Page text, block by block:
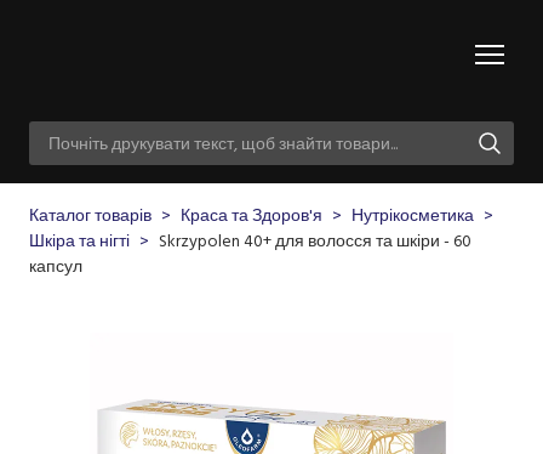
Каталог товарів Краса та Здоров'я
Нутрікосметика
Шкіра та нігті
Skrzypolen 40+ для волосся та шкіри - 60
капсул